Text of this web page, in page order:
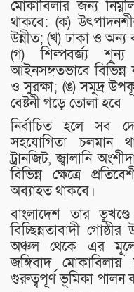
মোকাবিলার জন্য
থাকবে: (ক)
উন্নীত; (খ) ঢাকা ও
(গ) শিল্পবর্জ্য শূন্য
আইনসঙ্গতভাবে
ও সুরক্ষা; (ঙ) সমুদ্র
বেষ্টনী গড়ে তোলা হবে
নির্বাচিত হলে সব
সহযোগিতা চলমান
ট্রানজিট, জ্বালানি
বিভিন্ন ক্ষেত্রে
অব্যাহত থাকবে।
বাংলাদেশ তার ভূখণ্ডে
বিচ্ছিন্নতাবাদী
অঞ্চল থেকে এর
জঙ্গিবাদ
গুরুত্বপূর্ণ ভূমিকা